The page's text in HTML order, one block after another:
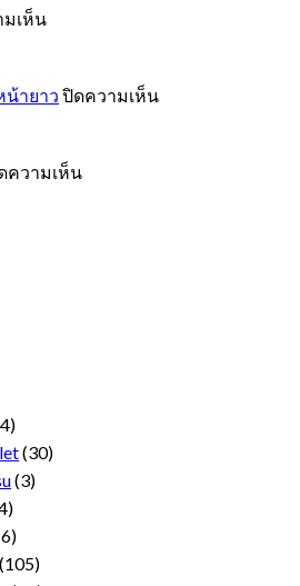
เห็นบน
น้ายาว ปิดความเห็นบน
ความเห็นบน
(30)
(3)
(105)